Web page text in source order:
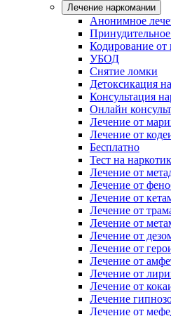
Лечение наркомании
Анонимное
Кодирование от
УБОД
Снятие ломки
Детоксикация
Консультация
Онлайн
Лечение от
Лечение от
Бесплатно
Тест на
Лечение от
Лечение от
Лечение от
Лечение от
Лечение от
Лечение от
Лечение от
Лечение от
Лечение от
Лечение от
Лечение
Лечение от